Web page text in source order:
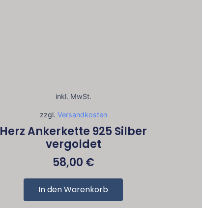
inkl. MwSt.
zzgl. Versandkosten
Herz Ankerkette 925 Silber
vergoldet
58,00 €
In den Warenkorb